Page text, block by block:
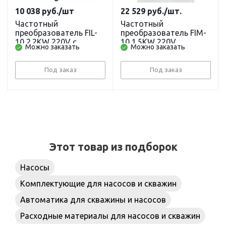
Частотный
преобразователь FIL-
10 2.2KW 220V с
датчиком давления
Belamos
Можно заказать
10 038 руб./шт
Под заказ
Частотный
преобразователь FIM-
10 1.5KW 220V
BELAMOS
Можно заказать
22 529 руб./шт.
Под заказ
Этот товар из подборок
Насосы
Комплектующие для насосов и скважин
Автоматика для скважины и насосов
Расходные материалы для насосов и скважин